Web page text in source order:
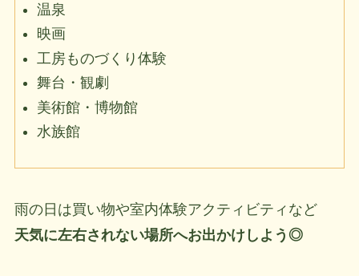
温泉
映画
工房ものづくり体験
舞台・観劇
美術館・博物館
水族館
雨の日は買い物や室内体験アクティビティなど
天気に左右されない場所へお出かけしよう◎